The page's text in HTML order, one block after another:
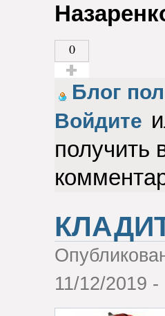
0
Голос за!
Блог
Войдите
получить
11/12/2019 -